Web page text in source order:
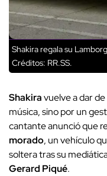
Shakira regala su
Créditos: RR.SS.
Shakiravuelve a dar
música, sino por un
cantante anunció que
morado, un vehículo
soltera tras su
Gerard Piqué.